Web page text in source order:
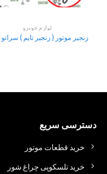
لوازم خودرو
زنجیر موتور ( زنجیر تایم ) سراتو
دسترسی سریع
خرید قطعات موتور
خرید تلسکوپی چراغ شور